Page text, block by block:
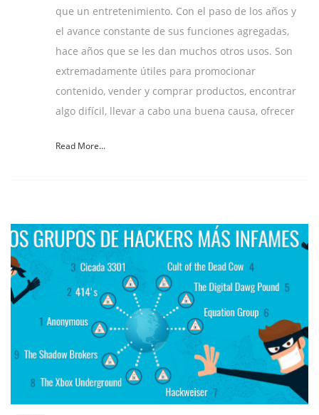
que un entretenimiento. Con el paso de los años y
el avance constante de sus funciones agregadas,
hace años que se les dan muchos otros usos. Son
extremadamente útiles para promocionar
contenido, vender y comprar productos, encontrar
algo difícil, llevar a cabo una buena causa, ofrecer
Read More...